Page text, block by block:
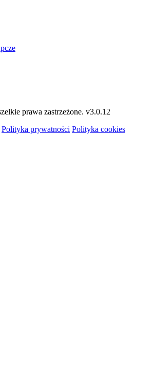
prawa zastrzeżone. v3.0.12
Polityka prywatności Polityka cookies